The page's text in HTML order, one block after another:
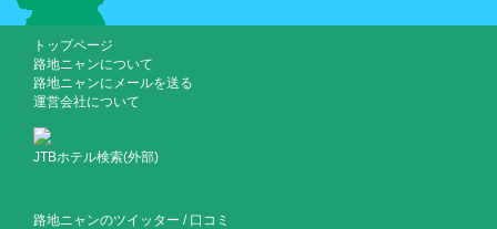
トップページ
路地ニャンについて
路地ニャンにメールを送る
運営会社について
JTBホテル検索(外部)
路地ニャンのツイッター / 口コミ